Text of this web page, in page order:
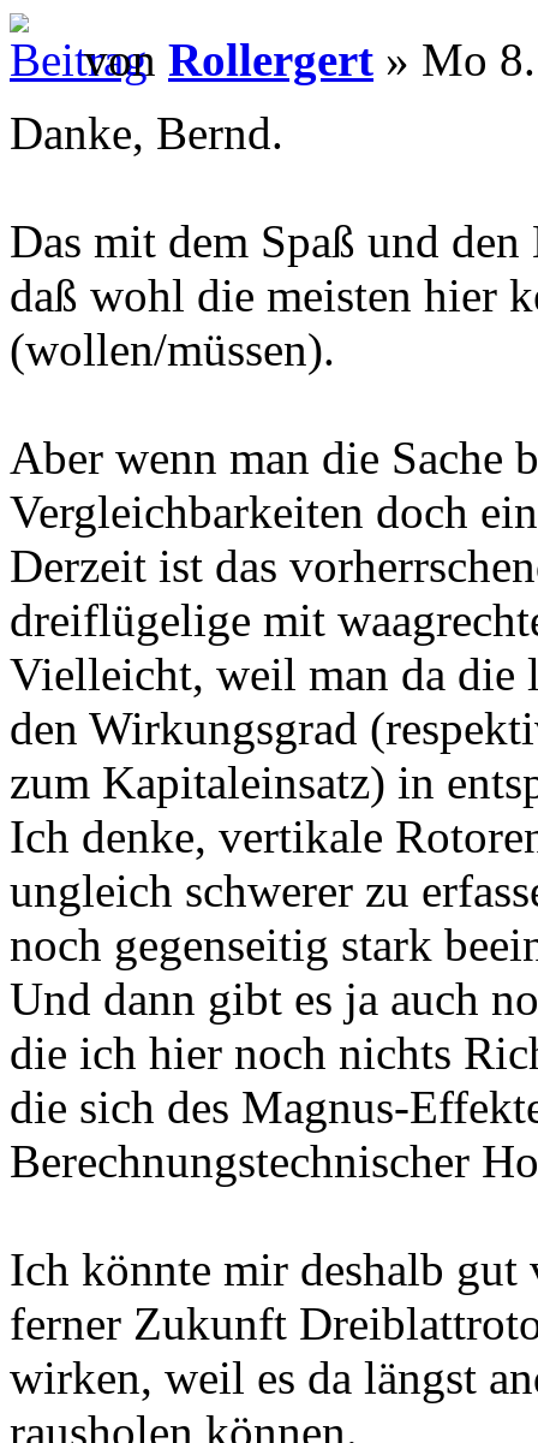
von Rollergert » Mo
Danke, Bernd.
Das mit dem Spaß und
daß wohl die meisten hier
(wollen/müssen).
Aber wenn man die Sache
Vergleichbarkeiten doch
Derzeit ist das
dreiflügelige mit
Vielleicht, weil man da die
den Wirkungsgrad
zum Kapitaleinsatz) in
Ich denke, vertikale
ungleich schwerer zu
noch gegenseitig stark
Und dann gibt es ja auch
die ich hier noch nichts
die sich des Magnus-
Berechnungstechnischer
Ich könnte mir deshalb
ferner Zukunft
wirken, weil es da längst
rausholen können.